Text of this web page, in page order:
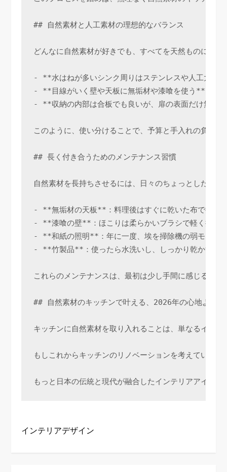
## 自然素材と人工素材の理想的なバランス
どんなに自然素材が好きでも、すべてを天然ものにす
- **水はねが多いシンク周りはステンレスや人工大理
- **目線がいく壁や天板に無垢材や漆喰を使う**：視
- **収納の内部は合板でも良いが、扉の表面だけ無垢
このように、使い分けることで、予算と手入れの負担
## 長く付き合うためのメンテナンス習慣
自然素材を長持ちさせるには、日々のちょっとした心
- **無垢材の天板**：料理後はすぐに乾いた布で拭く
- **漆喰の壁**：ほこりは柔らかいブラシで軽く掃う
- **和紙の照明**：年に一度、埃を掃除機の弱モード
- **竹製品**：使ったら水洗いし、しっかり乾かす。
これらのメンテナンスは、最初は少し手間に感じるか
## 自然素材のキッチンで叶える、2026年の心地よい暮
キッチンに自然素材を取り入れることは、単なるイン
もしこれからキッチンのリノベーションを考えている
インテリアデザイン